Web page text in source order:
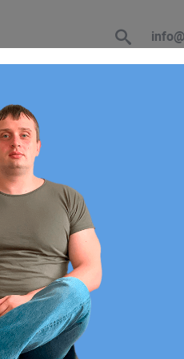
+7
окончанию выполнения.
ответ
с учетом